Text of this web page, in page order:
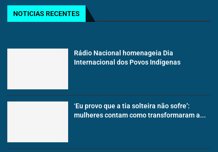
NOTICIAS RECENTES
Rádio Nacional homenageia Dia
Internacional dos Povos Indígenas
‘Eu provo que a tia solteira não sofre’:
mulheres contam como transformaram a...